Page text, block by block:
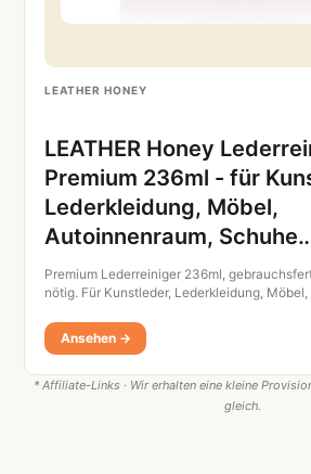
LEATHER HONEY
LEATHER Honey
Premium 236ml - für
Lederkleidung, Möbel,
Autoinnenraum,
Premium Lederreiniger 236ml,
nötig. Für Kunstleder, Lederkleidung,
Ansehen →
* Affiliate-Links · Wir erhalten eine kleine
gleich.